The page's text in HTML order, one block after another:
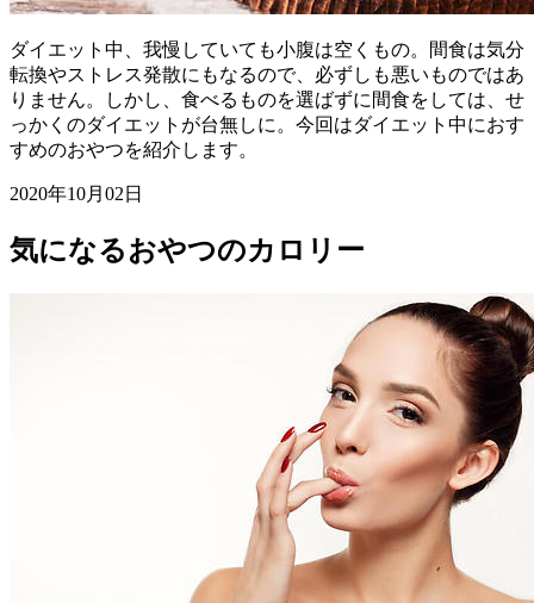
ダイエット中、我慢していても小腹は空くもの。間食は気分
転換やストレス発散にもなるので、必ずしも悪いものではあ
りません。しかし、食べるものを選ばずに間食をしては、せ
っかくのダイエットが台無しに。今回はダイエット中におす
すめのおやつを紹介します。
2020年10月02日
気になるおやつのカロリー